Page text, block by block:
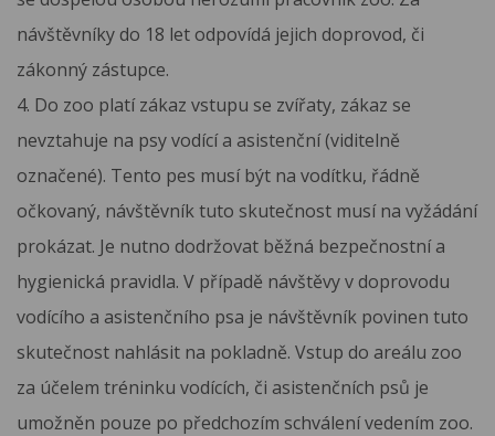
návštěvníky do 18 let odpovídá jejich doprovod, či
zákonný zástupce.
4. Do zoo platí zákaz vstupu se zvířaty, zákaz se
nevztahuje na psy vodící a asistenční (viditelně
označené). Tento pes musí být na vodítku, řádně
očkovaný, návštěvník tuto skutečnost musí na vyžádání
prokázat. Je nutno dodržovat běžná bezpečnostní a
hygienická pravidla. V případě návštěvy v doprovodu
vodícího a asistenčního psa je návštěvník povinen tuto
skutečnost nahlásit na pokladně. Vstup do areálu zoo
za účelem tréninku vodících, či asistenčních psů je
umožněn pouze po předchozím schválení vedením zoo.